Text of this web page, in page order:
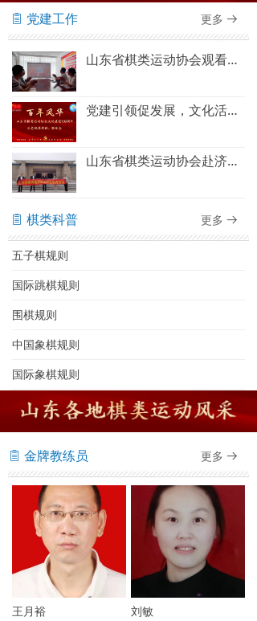
ꁩ 党建工作 更多 뀠
山东省棋类运动协会观看建党100周年庆祝大会直播
党建引领促发展，文化活动聚人心——山东省棋类运动协会“百年风华”红色经典朗诵、歌咏会圆满结束
山东省棋类运动协会赴济南大峰山党性教育基地 开展主题党日活动
ꁩ 棋类科普 更多 뀠
五子棋规则
国际跳棋规则
围棋规则
中国象棋规则
国际象棋规则
ꁩ 金牌教练员 更多 뀠
王月裕 刘敏